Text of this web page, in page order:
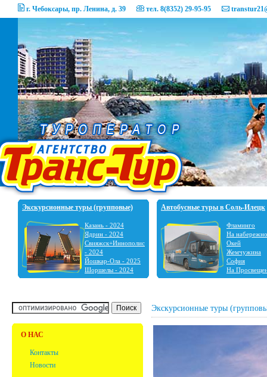
г. Чебоксары, пр. Ленина, д. 39 тел. 8(8352) 29-95-95
Экскурсионные туры (групповые)
Казань - 2024
Ядрин - 2024
Свияжск+Иннополис
- 2024
Йошкар-Ола - 2025
Шоршелы - 2024
Шальтямы - 2024
2023
Ульяновск - 2023
Фабрика ёлочных
Автобусные туры в Соль-Илецк
Фламинго
На
Окей
Жемчужина
София
На
О НАС
Контакты
Новости
Экскурсионные туры